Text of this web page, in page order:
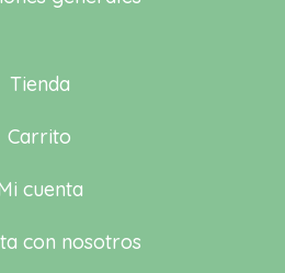
Tienda
Carrito
cuenta
con nosotros